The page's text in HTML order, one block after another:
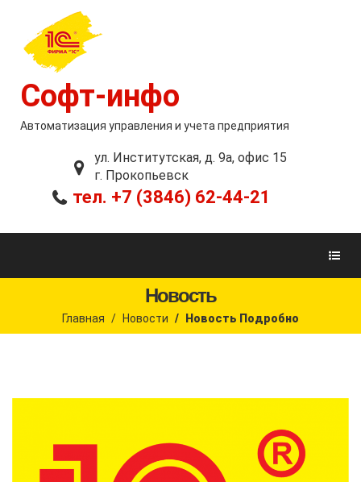
Софт-инфо
Автоматизация управления и учета предприятия
ул. Институтская, д. 9а, офис 15
г. Прокопьевск
тел. +7 (3846) 62-44-21
Новость
Главная Новости Новость Подробно